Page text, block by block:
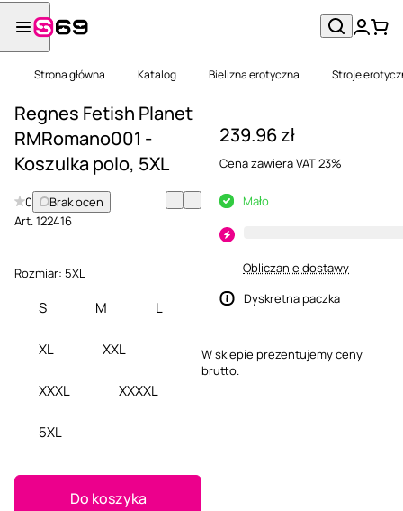
Strona główna Katalog Bielizna erotyczna Stroje
Regnes Fetish Planet
RMRomano001 -
Koszulka polo, 5XL
0
Brak ocen
Art.122416
Rozmiar: 5XL
S M L
XL XXL
XXXL XXXXL
5XL
Do koszyka
239.96 zł
Cena zawiera VAT 23%
Mało
Obliczanie dostawy
Dyskretna paczka
W sklepie prezentujemy ceny
brutto.